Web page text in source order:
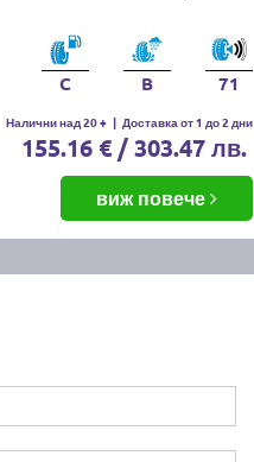
C B 71
Налични над 20 + | Доставка от 1 до 2 дни
155.16 € / 303.47 лв.
виж повече